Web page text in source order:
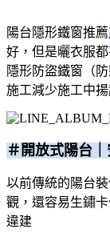
陽台隱形鐵窗推薦
好，但是曬衣服
隱形防盜鐵窗（
施工減少施工中
＃開放式陽台
以前傳統的陽台
觀，還容易生鏽
違建